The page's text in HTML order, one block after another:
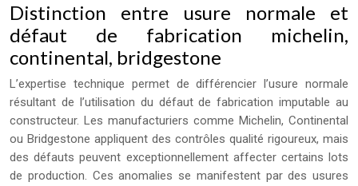
Distinction entre usure normale et
défaut de fabrication michelin,
continental, bridgestone
L’expertise technique permet de différencier l’usure normale
résultant de l’utilisation du défaut de fabrication imputable au
constructeur. Les manufacturiers comme Michelin, Continental
ou Bridgestone appliquent des contrôles qualité rigoureux, mais
des défauts peuvent exceptionnellement affecter certains lots
de production. Ces anomalies se manifestent par des usures